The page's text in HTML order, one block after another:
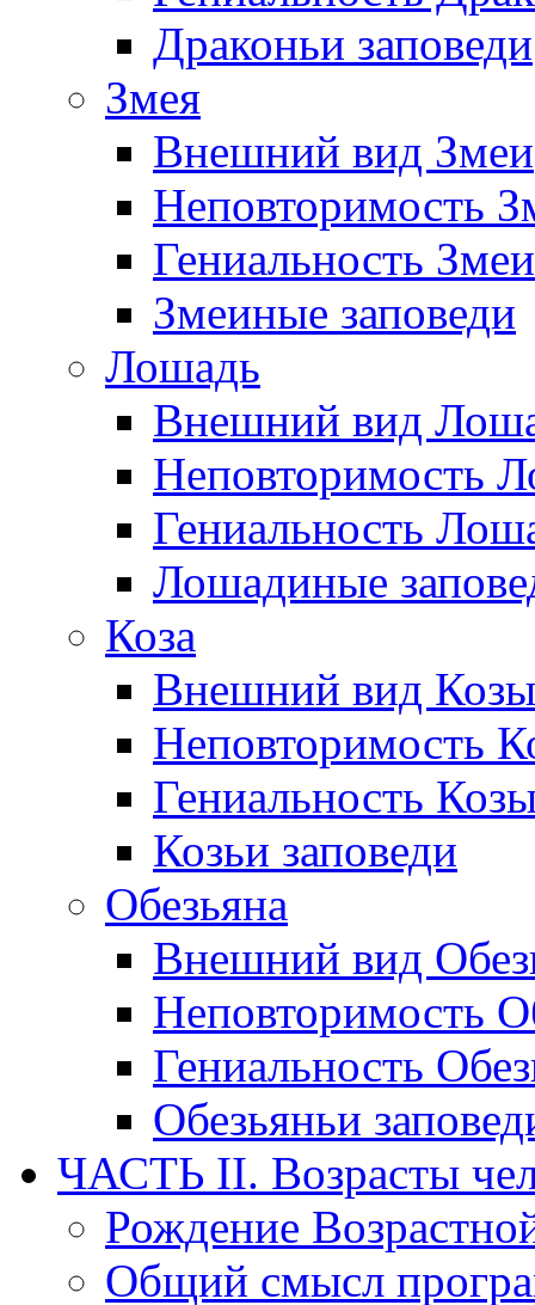
Драконьи заповеди
Змея
Внешний вид Змеи
Неповторимость
Гениальность Змеи
Змеиные заповеди
Лошадь
Внешний вид
Неповторимость
Гениальность
Лошадиные
Коза
Внешний вид Козы
Неповторимость
Гениальность
Козьи заповеди
Обезьяна
Внешний вид
Неповторимость
Гениальность
Обезьяньи
ЧАСТЬ II. Возрасты
Рождение
Общий смысл